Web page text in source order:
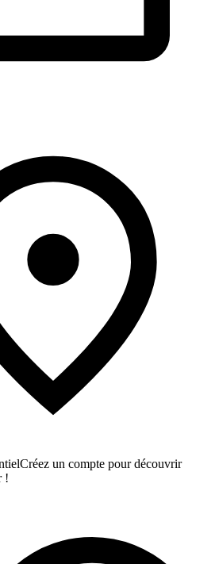
Créez un compte pour découvrir
!